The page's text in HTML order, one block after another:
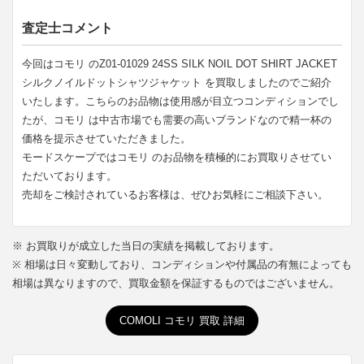
査定士コメント
今回はコモリ のZ01-01029 24SS SILK NOIL DOT SHIRT JACKET
シルクノイルドットシャツジャケット を買取しましたのでご紹介
いたします。こちらのお品物は使用感が目立つコンディションでし
たが、コモリ は中古市場でも需要の高いブランドなので精一杯の
価格を提示させていただきました。
モードスケープではコモリ のお品物を積極的にお買取りさせてい
ただいております。
売却をご検討されているお客様は、ぜひお気軽にご相談下さい。
※ お買取りが成立した当日の実績を掲載しております。
※ 相場は日々変動しており、コンディションや付属品の有無によっても
相場は異なりますので、買取金額を保証するものではございません。
COMOLI コモリ 買取 詳細